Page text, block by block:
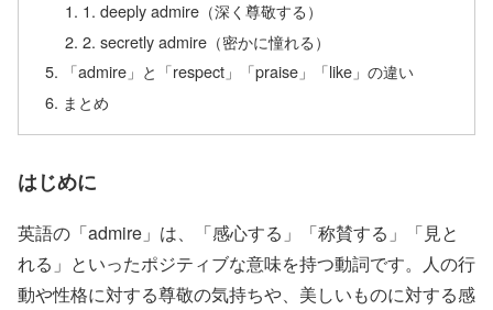
1. deeply admire（深く尊敬する）
2. secretly admire（密かに憧れる）
「admire」と「respect」「praise」「like」の違い
まとめ
はじめに
英語の「admire」は、「感心する」「称賛する」「見と
れる」といったポジティブな意味を持つ動詞です。人の行
動や性格に対する尊敬の気持ちや、美しいものに対する感